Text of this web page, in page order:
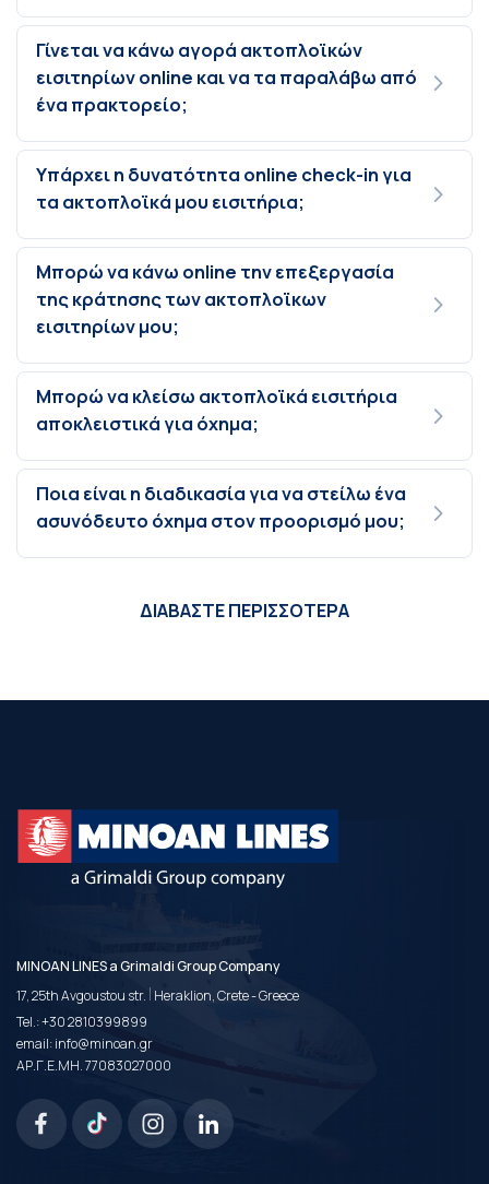
Γίνεται να κάνω αγορά ακτοπλοϊκών
εισιτηρίων online και να τα παραλάβω από
ένα πρακτορείο;
Υπάρχει η δυνατότητα online check-in για
τα ακτοπλοϊκά μου εισιτήρια;
Μπορώ να κάνω online την επεξεργασία
της κράτησης των ακτοπλοϊκων
εισιτηρίων μου;
Μπορώ να κλείσω ακτοπλοϊκά εισιτήρια
αποκλειστικά για όχημα;
Ποια είναι η διαδικασία για να στείλω ένα
ασυνόδευτο όχημα στον προορισμό μου;
ΔΙΑΒΑΣΤΕ ΠΕΡΙΣΣΟΤΕΡΑ
MINOAN LINES a Grimaldi Group Company
17, 25th Avgoustou str. | Heraklion, Crete - Greece
Tel.:+30 2810399899
email:info@minoan.gr
ΑΡ.Γ.Ε.ΜΗ. 77083027000